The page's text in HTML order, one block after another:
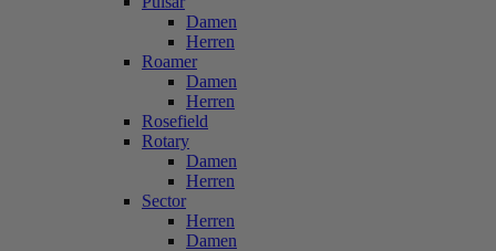
Damen
Herren
Roamer
Damen
Herren
Rosefield
Rotary
Damen
Herren
Sector
Herren
Damen